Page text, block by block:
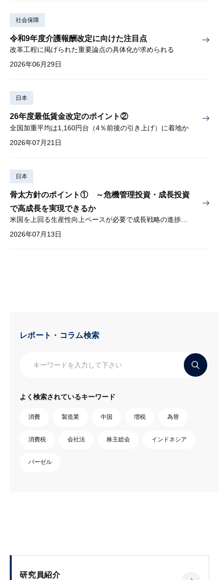
社会保障
令和9年度介護報酬改定に向けた注目点
改革工程に掲げられた重要論点の具体化が求められる
2026年06月29日
日本
26年度最低賃金改定のポイント②
全国加重平均は1,160円台（4％前後の引き上げ）に着地か
2026年07月21日
日本
骨太方針のポイント① ～危機管理投資・成長投資
で高成長を実現できるか
米国を上回る生産性向上ペースが必要で成長戦略の進捗管理も課題
2026年07月13日
レポート・コラム検索
よく検索されているキーワード
消費 製造業 中国 増税 為替
消費税 会社法 株主総会 インドネシア
バーゼル
研究員紹介